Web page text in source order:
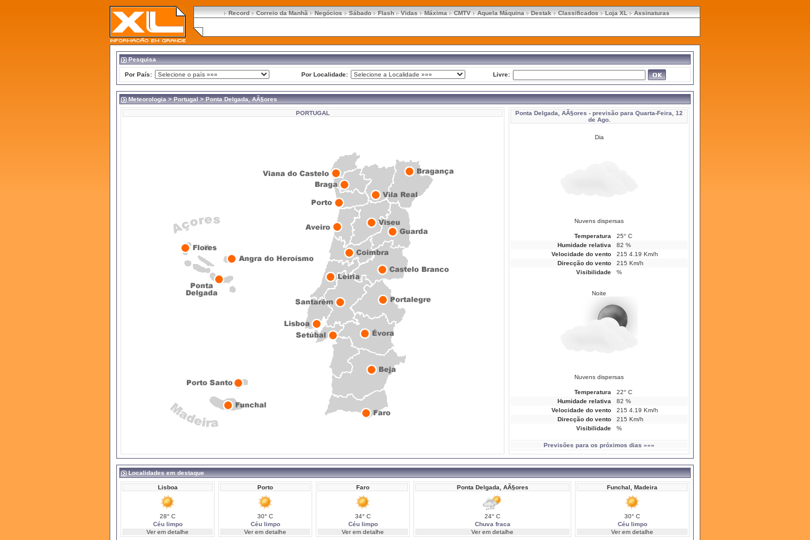
Record Correio da Manhã Negócios Sábado Flash Vidas Máxima CMTV Aquela Máquina Destak Classificados Loja XL Assinaturas
Pesquisa
Por País: Por Localidade: Livre:
Meteorologia>Portugal> Ponta Delgada, AÃ§ores
PORTUGAL Ponta Delgada, AÃ§ores - previsão para Quarta-Feira, 12
de Ago.
Dia
Nuvens dispersas
Temperatura
25° C
Humidade relativa
82 %
Velocidade do vento
215 4.19 Km/h
Direcção do vento
215 Km/h
Visibilidade
%
Noite
Nuvens dispersas
Temperatura
22° C
Humidade relativa
82 %
Velocidade do vento
215 4.19 Km/h
Direcção do vento
215 Km/h
Visibilidade
%
Previsões para os próximos dias »»»
Localidades em destaque
Lisboa
28° C
Céu limpo
Ver em detalhe
Porto
30° C
Céu limpo
Ver em detalhe
Faro
34° C
Céu limpo
Ver em detalhe
Ponta Delgada, AÃ§ores
24° C
Chuva fraca
Ver em detalhe
Funchal, Madeira
30° C
Céu limpo
Ver em detalhe